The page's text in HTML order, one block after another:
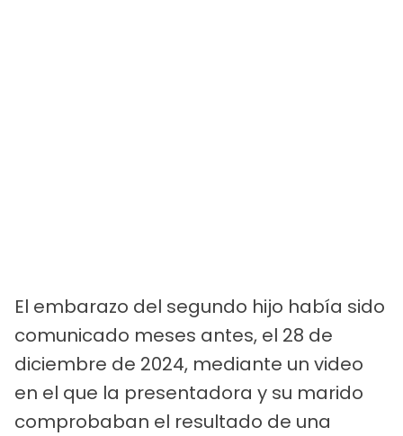
El embarazo del segundo hijo había sido
comunicado meses antes, el 28 de
diciembre de 2024, mediante un video
en el que la presentadora y su marido
comprobaban el resultado de una